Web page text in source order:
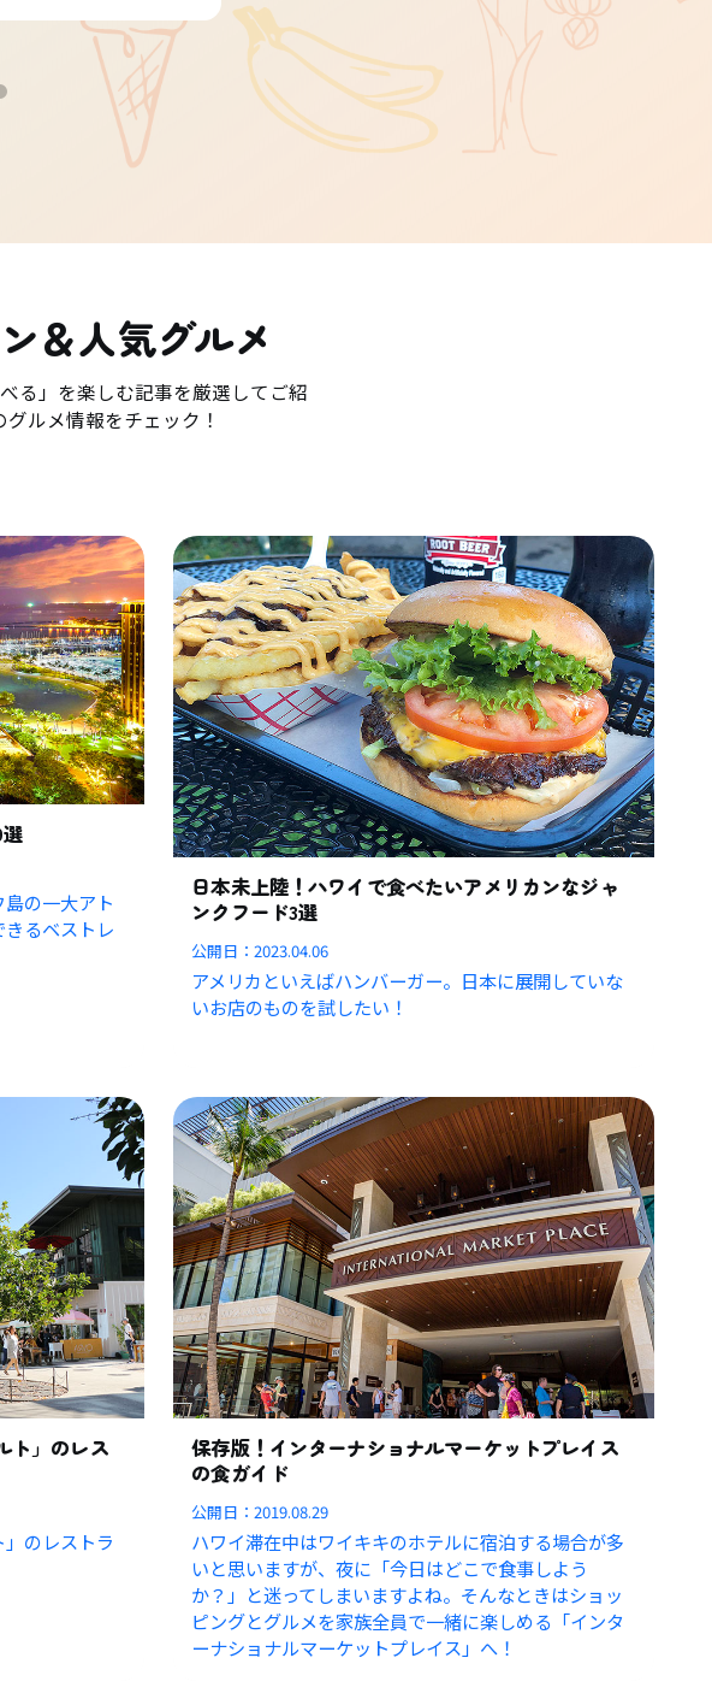
＆人気グルメ
る」を楽しむ記事を厳選してご紹
ルメ情報をチェック！
の一大アト
るベストレ
日本未上陸！ハワイで食べたいアメリカンなジャ
ンクフード3選
公開日：2023.04.06
アメリカといえばハンバーガー。日本に展開していな
いお店のものを試したい！
ト」のレス
のレストラ
保存版！インターナショナルマーケットプレイス
の食ガイド
公開日：2019.08.29
ハワイ滞在中はワイキキのホテルに宿泊する場合が多
いと思いますが、夜に「今日はどこで食事しよう
か？」と迷ってしまいますよね。そんなときはショッ
ピングとグルメを家族全員で一緒に楽しめる「インタ
ーナショナルマーケットプレイス」へ！